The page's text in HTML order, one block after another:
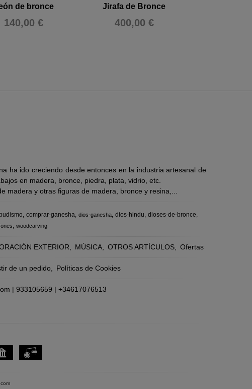
de bronce
140,00 €
Jirafa de Bronce
400,00 €
ha ido creciendo desde entonces en la industria artesanal de
en madera, bronce, piedra, plata, vidrio, etc.
y otras figuras de madera, bronce y resina,...
comprar-ganesha dios-ganesha dios-hindu dioses-de-bronce
woodcarving
EXTERIOR MÚSICA OTROS ARTÍCULOS Ofertas
de un pedido Políticas de Cookies
|933105659 |+34617076513